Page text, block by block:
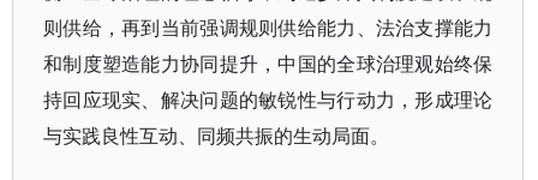
则供给，再到当前强调规则供给能力、法治支撑能力
和制度塑造能力协同提升，中国的全球治理观始终保
持回应现实、解决问题的敏锐性与行动力，形成理论
与实践良性互动、同频共振的生动局面。